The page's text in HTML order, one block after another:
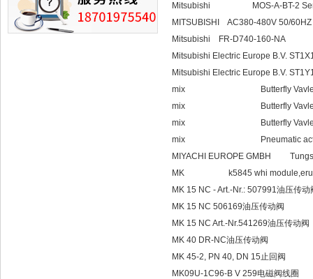
Mitsubishi MOS-A-BT-2
MITSUBISHI AC380-480V 50/
Mitsubishi FR-D740-160-NA
Mitsubishi Electric Europe B.V.
Mitsubishi Electric Europe B.V.
mix Butterfly Vavle
mix Butterfly Vavle
mix Butterfly Vavle
mix Pneumatic actuator
MIYACHI EUROPE GMBH
MK k5845 whi module,eruo
MK 15 NC - Art.-Nr.: 507991油压传动
MK 15 NC 506169油压传动阀
MK 15 NC Art.-Nr.541269油压传动阀
MK 40 DR-NC油压传动阀
MK 45-2, PN 40, DN 15止回阀
MK09U-1C96-B V 259电磁阀线圈